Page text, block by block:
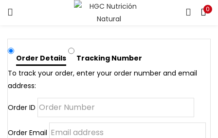
0
Order Details
Tracking Number
To track your order, enter your order number and email
address:
Order ID
Order Email
Introduzca su nombre de usuario y contraseña para iniciar
sesión.
Acuérdate de mí